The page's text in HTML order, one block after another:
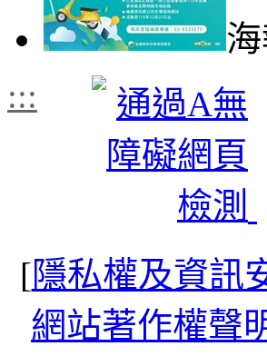
:::
[隱私權及資訊
網站著作權聲